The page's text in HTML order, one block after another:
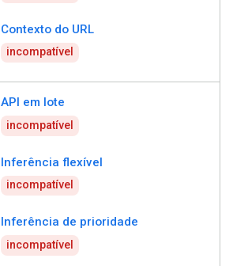
Contexto do URL
incompatível
API em lote
incompatível
Inferência flexível
incompatível
Inferência de prioridade
incompatível